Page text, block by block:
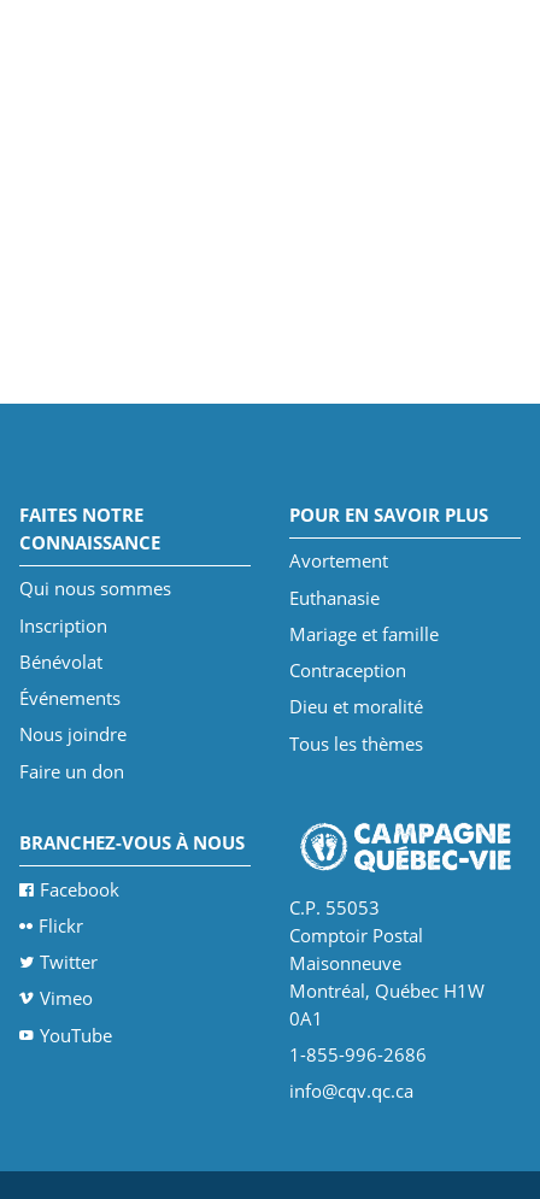
FAITES NOTRE
CONNAISSANCE
Qui nous sommes
Inscription
Bénévolat
Événements
Nous joindre
Faire un don
POUR EN SAVOIR PLUS
Avortement
Euthanasie
Mariage et famille
Contraception
Dieu et moralité
Tous les thèmes
BRANCHEZ-VOUS À NOUS
Facebook
Flickr
Twitter
Vimeo
YouTube
C.P. 55053
Comptoir Postal
Maisonneuve
Montréal, Québec H1W
0A1
1-855-996-2686
info@cqv.qc.ca